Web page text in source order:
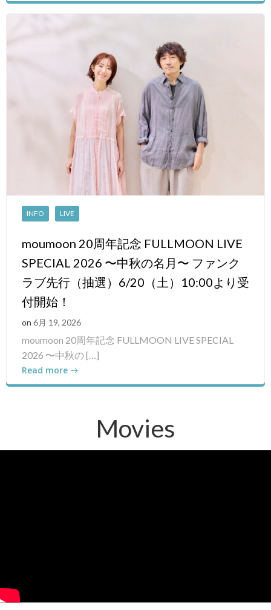
INFO LIVE
moumoon 20周年記念 FULLMOON LIVE
SPECIAL 2026 〜中秋の名月〜 ファンク
ラブ先行（抽選）6/20（土）10:00より受
付開始！
on 6月 19, 2026
moumoon 20周年記念 FULLMOON LIVE SPECIAL
2026 〜中秋の […]
Read more
Movies